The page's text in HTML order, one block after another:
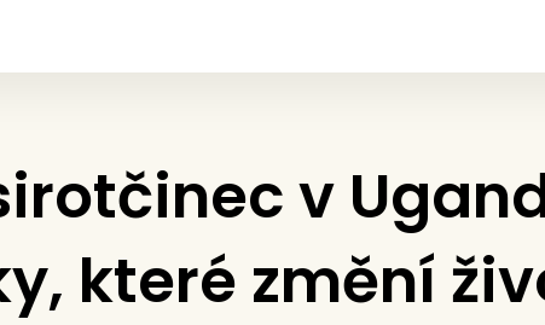
v
které změní